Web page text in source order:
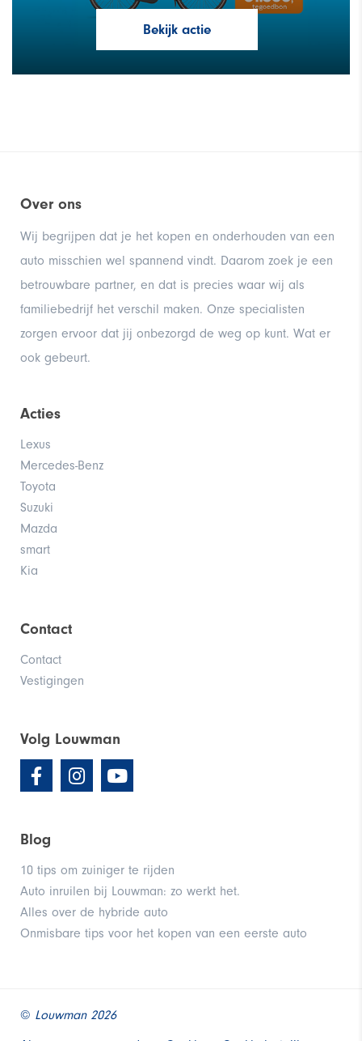
Bekijk actie
Over ons
Wij begrijpen dat je het kopen en onderhouden van een
auto misschien wel spannend vindt. Daarom zoek je een
betrouwbare partner, en dat is precies waar wij als
familiebedrijf het verschil maken. Onze specialisten
zorgen ervoor dat jij onbezorgd de weg op kunt. Wat er
ook gebeurt.
Acties
Lexus
Mercedes-Benz
Toyota
Suzuki
Mazda
smart
Kia
Contact
Contact
Vestigingen
Volg Louwman
Blog
10 tips om zuiniger te rijden
Auto inruilen bij Louwman: zo werkt het.
Alles over de hybride auto
Onmisbare tips voor het kopen van een eerste auto
© Louwman 2026